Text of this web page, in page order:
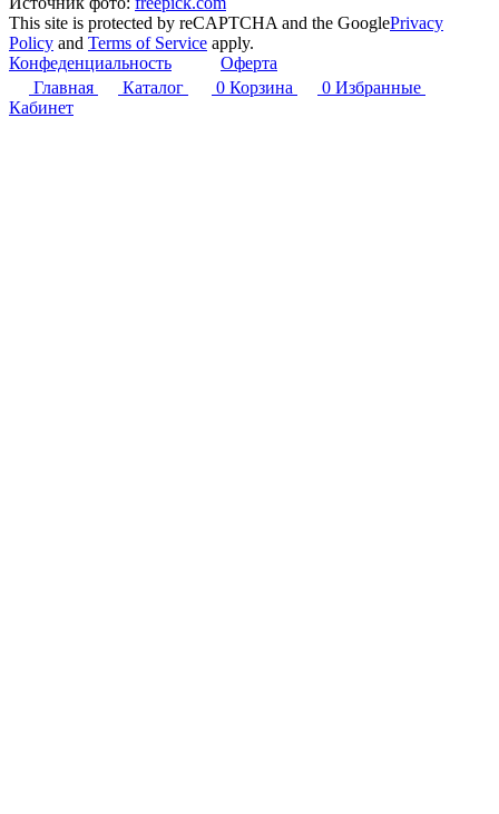
This site is protected by reCAPTCHA and the GooglePrivacy
Policy and Terms of Service apply.
Конфеденциальность
Оферта
Главная
Каталог 0 Корзина 0 Избранные
Кабинет